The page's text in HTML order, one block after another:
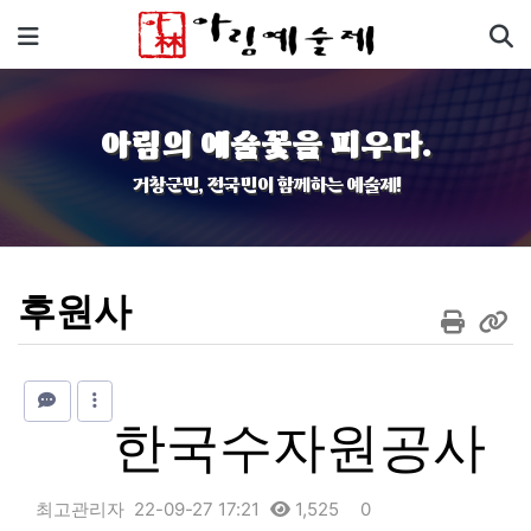
메뉴
아림의 예술꽃을 피우다.
거창군민, 전국민이 함께하는 예술제!
후원사
한국수자원공사
최고관리자 22-09-27 17:21 1,525 0